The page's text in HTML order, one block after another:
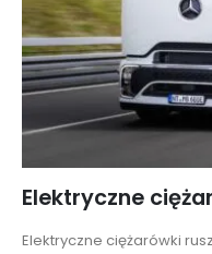
Elektryczne
Elektryczne ciężarówki